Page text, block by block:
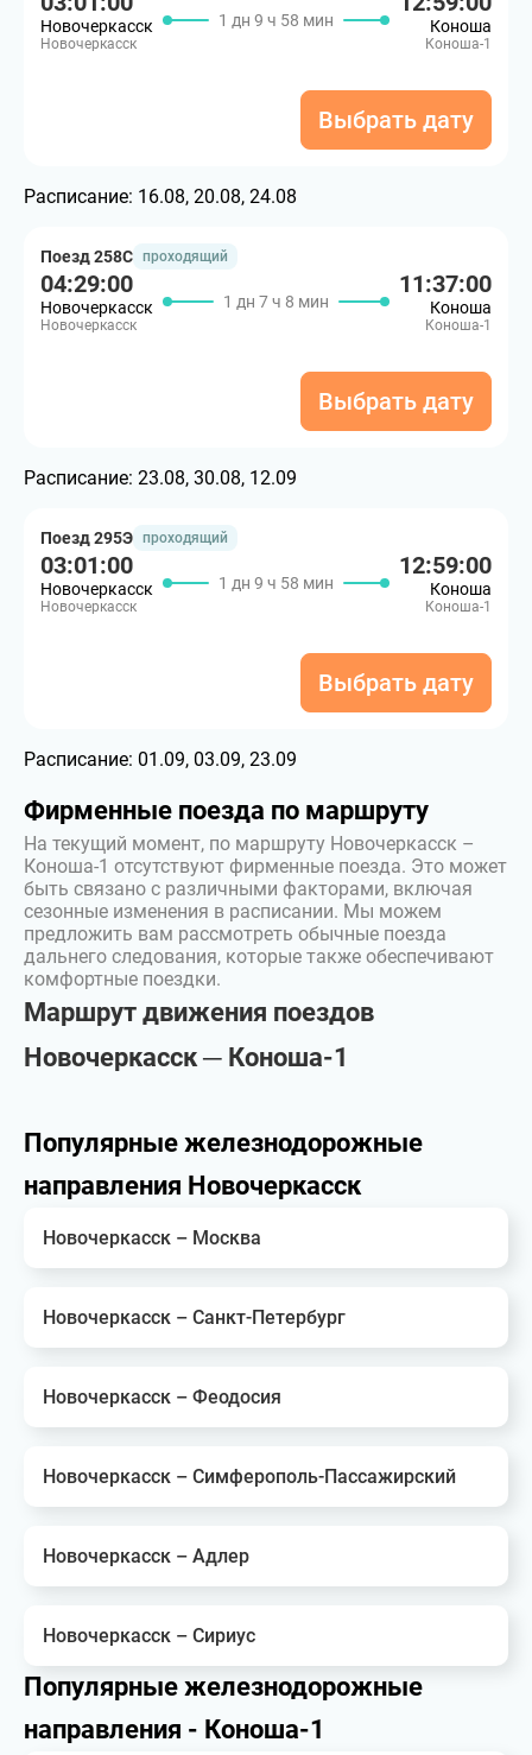
Новочеркасск
Новочеркасск
1 дн 9 ч 58 мин Коноша
Коноша-1
Выбрать дату
Расписание: 16.08, 20.08, 24.08
Поезд 258С проходящий
04:29:00
Новочеркасск
Новочеркасск
1 дн 7 ч 8 мин
11:37:00
Коноша
Коноша-1
Выбрать дату
Расписание: 23.08, 30.08, 12.09
Поезд 295Э проходящий
03:01:00
Новочеркасск
Новочеркасск
1 дн 9 ч 58 мин
12:59:00
Коноша
Коноша-1
Выбрать дату
Расписание: 01.09, 03.09, 23.09
Фирменные поезда по маршруту
На текущий момент, по маршруту Новочеркасск –
Коноша-1 отсутствуют фирменные поезда. Это может
быть связано с различными факторами, включая
сезонные изменения в расписании. Мы можем
предложить вам рассмотреть обычные поезда
дальнего следования, которые также обеспечивают
комфортные поездки.
Маршрут движения поездов
Новочеркасск ─ Коноша-1
Популярные железнодорожные
направления Новочеркасск
Новочеркасск – Москва
Новочеркасск – Санкт-Петербург
Новочеркасск – Феодосия
Новочеркасск – Симферополь-Пассажирский
Новочеркасск – Адлер
Новочеркасск – Сириус
Популярные железнодорожные
направления - Коноша-1